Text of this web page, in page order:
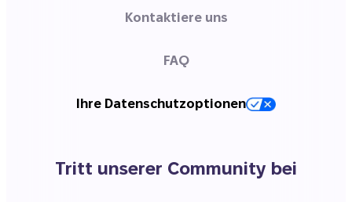
Kontaktiere uns
FAQ
Ihre Datenschutzoptionen
Tritt unserer Community bei